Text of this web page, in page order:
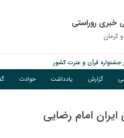
خبری روراستی
كرمان
قرآن و عترت کشور
است
وزش باد و گردوخاک تا رگبار و رعدوبرق
گزارش یادداشت حوادث
امام رضایی